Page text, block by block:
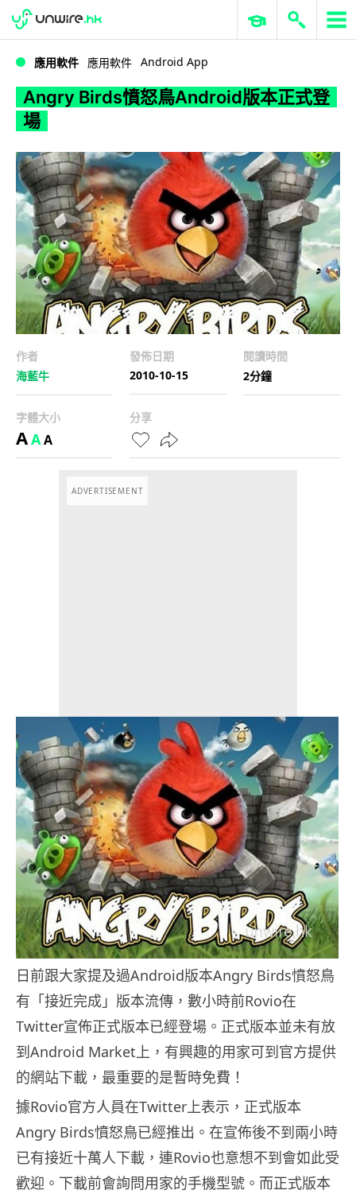
Angry Birds憤怒鳥Android版本正式登場
WWDC 2026 ERP 與商業 AI
應用軟件 應用軟件 Android App
Angry Birds憤怒鳥Android版本正式登
場
作者
海藍牛
發佈日期
2010-10-15
閱讀時間
2分鐘
字體大小
AAA
分享
ADVERTISEMENT
日前跟大家提及過Android版本Angry Birds憤怒鳥
有「接近完成」版本流傳，數小時前Rovio在
Twitter宣佈正式版本已經登場。正式版本並未有放
到Android Market上，有興趣的用家可到官方提供
的網站下載，最重要的是暫時免費！
據Rovio官方人員在Twitter上表示，正式版本
Angry Birds憤怒鳥已經推出。在宣佈後不到兩小時
已有接近十萬人下載，連Rovio也意想不到會如此受
歡迎。下載前會詢問用家的手機型號。而正式版本